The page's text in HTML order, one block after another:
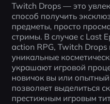
Twitch Drops — это
способ получить
предметы, просто
стримы. В случае с Last
action RPG, Twitch
уникальные
украшают игровой
новичок вы или опытный
позволяет выделиться
престижным игровым